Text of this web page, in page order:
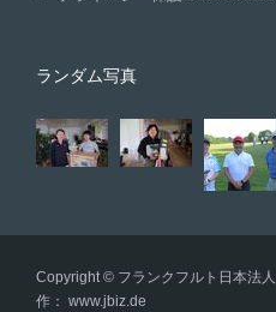
ランダム写真
Copyright © フランクフルト日本法
作： www.jbiz.de